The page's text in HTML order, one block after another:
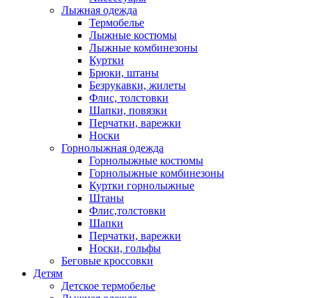
Лыжная одежда
Термобелье
Лыжные костюмы
Лыжные комбинезоны
Куртки
Брюки, штаны
Безрукавки, жилеты
Флис, толстовки
Шапки, повязки
Перчатки, варежки
Носки
Горнолыжная одежда
Горнолыжные костюмы
Горнолыжные комбинезоны
Куртки горнолыжные
Штаны
Флис,толстовки
Шапки
Перчатки, варежки
Носки, гольфы
Беговые кроссовки
Детям
Детское термобелье